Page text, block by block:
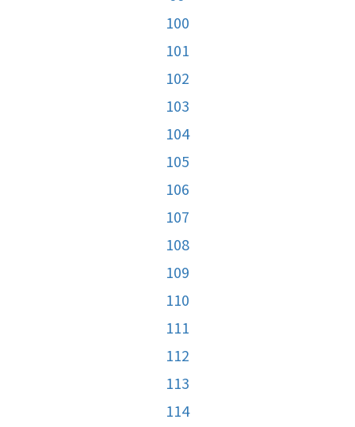
100
101
102
103
104
105
106
107
108
109
110
111
112
113
114